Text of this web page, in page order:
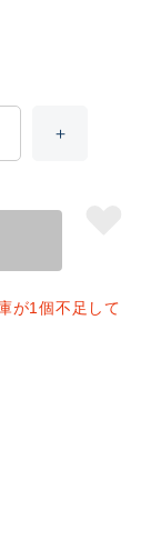
が1個不足して